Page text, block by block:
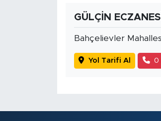
GÜLÇİN ECZANESİ
Bahçelievler
Yol Tarifi Al 0